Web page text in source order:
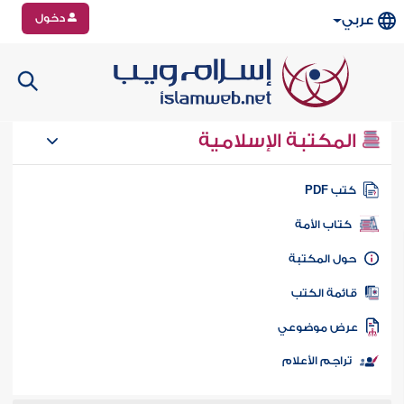
عربي دخول
المكتبة الإسلامية
كتب PDF
كتاب الأمة
المكتبة
الكتب
موضوعي